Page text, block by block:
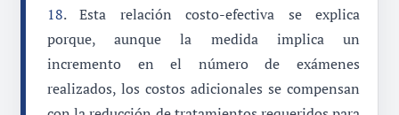
18. Esta relación costo-efectiva se explica
porque, aunque la medida implica un
incremento en el número de exámenes
realizados, los costos adicionales se compensan